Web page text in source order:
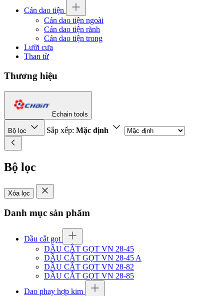
Cán dao tiện
Cán dao tiện ngoài
Cán dao tiện rãnh
Cán dao tiện trong
Lưỡi cưa
Than từ
Thương hiệu
Echain tools
Bộ lọc Sắp xếp: Mặc định
Bộ lọc
Xóa lọc
Danh mục sản phẩm
Dầu cắt gọt
DẦU CẮT GỌT VN 28-45
DẦU CẮT GỌT VN 28-45 A
DẦU CẮT GỌT VN 28-82
DẦU CẮT GỌT VN 28-85
Dao phay hợp kim